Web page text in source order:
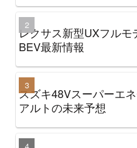
レクサス新型UXフル
BEV最新情報
スズキ48Vスーパーエ
アルトの未来予想